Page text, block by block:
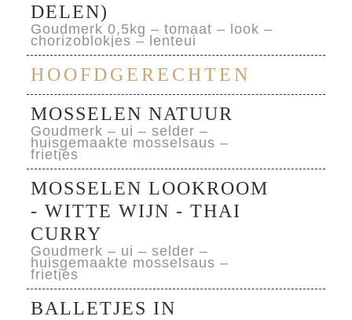
DELEN)
Goudmerk 0,5kg – tomaat – look –
chorizoblokjes – lenteui
HOOFDGERECHTEN
MOSSELEN NATUUR
Goudmerk – ui – selder –
huisgemaakte mosselsaus –
frietjes
MOSSELEN LOOKROOM
- WITTE WIJN - THAI
CURRY
Goudmerk – ui – selder –
huisgemaakte mosselsaus –
frietjes
BALLETJES IN